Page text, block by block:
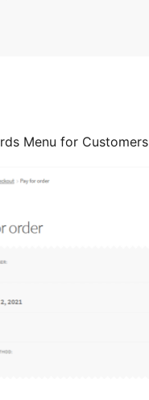
Menu for Customers